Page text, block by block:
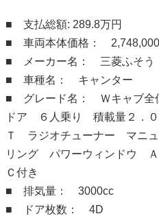
■ 支払総額: 289.8万円
■ 車両本体価格： 2,748,000
■ メーカー名： 三菱ふそう
■ 車種名： キャンター
■ グレード名： Ｗキャブ
ドア ６人乗り 積載量２．
Ｔ ラジオチューナー マニ
リング パワーウィンドウ
Ｃ付き
■ 排気量： 3000cc
■ ドア枚数： 4D